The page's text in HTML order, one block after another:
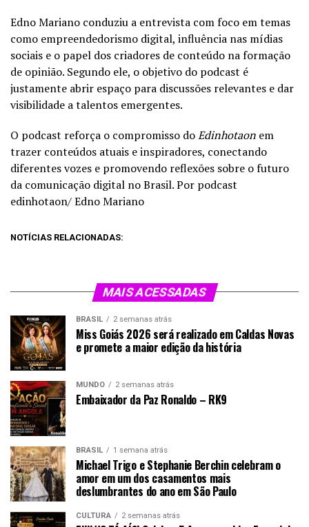
Edno Mariano conduziu a entrevista com foco em temas
como empreendedorismo digital, influência nas mídias
sociais e o papel dos criadores de conteúdo na formação
de opinião. Segundo ele, o objetivo do podcast é
justamente abrir espaço para discussões relevantes e dar
visibilidade a talentos emergentes.
O podcast reforça o compromisso doEdinhotaon em
trazer conteúdos atuais e inspiradores, conectando
diferentes vozes e promovendo reflexões sobre o futuro
da comunicação digital no Brasil. Por podcast
edinhotaon/ Edno Mariano
NOTÍCIAS RELACIONADAS:
MAIS ACESSADAS
BRASIL 2 semanas atrás
Miss Goiás 2026 será realizado em Caldas Novas
e promete a maior edição da história
MUNDO 2 semanas atrás
Embaixador da Paz Ronaldo – RK9
BRASIL 1 semana atrás
Michael Trigo e Stephanie Berchin celebram o
amor em um dos casamentos mais
deslumbrantes do ano em São Paulo
CULTURA 2 semanas atrás